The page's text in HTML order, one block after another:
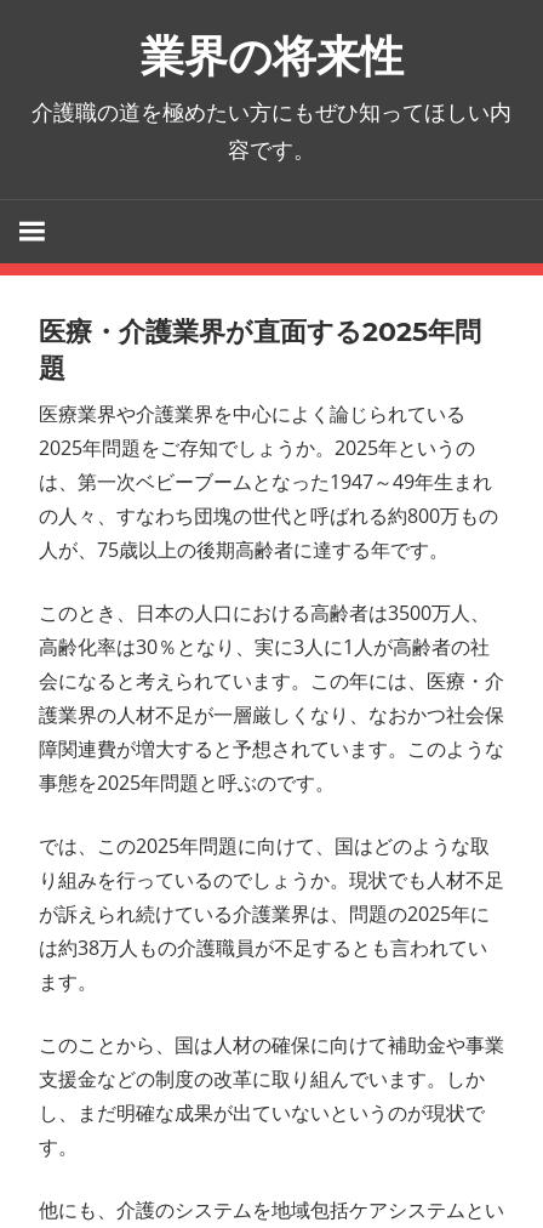
業界の将来性
介護職の道を極めたい方にもぜひ知ってほしい内
容です。
医療・介護業界が直面する2025年問
題
医療業界や介護業界を中心によく論じられている
2025年問題をご存知でしょうか。2025年というの
は、第一次ベビーブームとなった1947～49年生まれ
の人々、すなわち団塊の世代と呼ばれる約800万もの
人が、75歳以上の後期高齢者に達する年です。
このとき、日本の人口における高齢者は3500万人、
高齢化率は30％となり、実に3人に1人が高齢者の社
会になると考えられています。この年には、医療・介
護業界の人材不足が一層厳しくなり、なおかつ社会保
障関連費が増大すると予想されています。このような
事態を2025年問題と呼ぶのです。
では、この2025年問題に向けて、国はどのような取
り組みを行っているのでしょうか。現状でも人材不足
が訴えられ続けている介護業界は、問題の2025年に
は約38万人もの介護職員が不足するとも言われてい
ます。
このことから、国は人材の確保に向けて補助金や事業
支援金などの制度の改革に取り組んでいます。しか
し、まだ明確な成果が出ていないというのが現状で
す。
他にも、介護のシステムを地域包括ケアシステムとい